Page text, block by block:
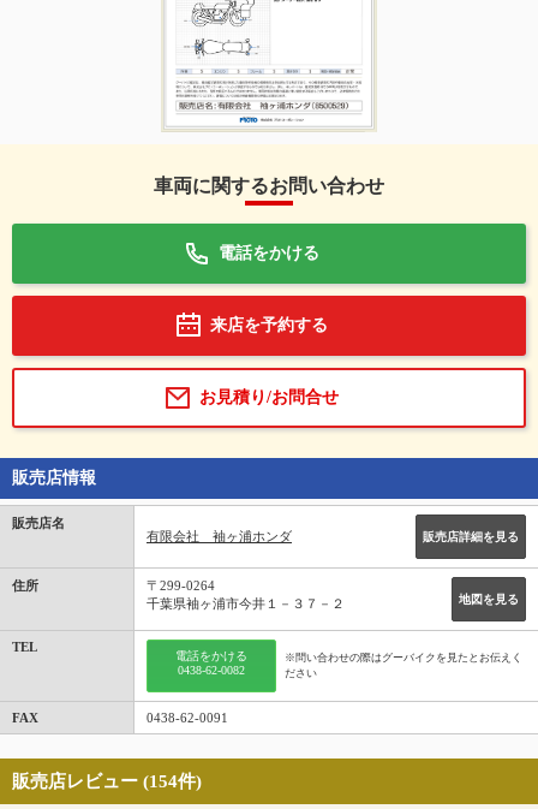
車両に関するお問い合わせ
電話をかける
来店を予約する
お見積り/お問合せ
販売店情報
販売店名
有限会社 袖ヶ浦ホンダ
販売店詳細を見る
住所
地図を見る
〒299-0264
千葉県袖ヶ浦市今井１－３７－２
TEL
電話をかける
0438-62-0082
※問い合わせの際はグーバイクを見たとお伝えく
ださい
FAX 0438-62-0091
販売店レビュー (154件)